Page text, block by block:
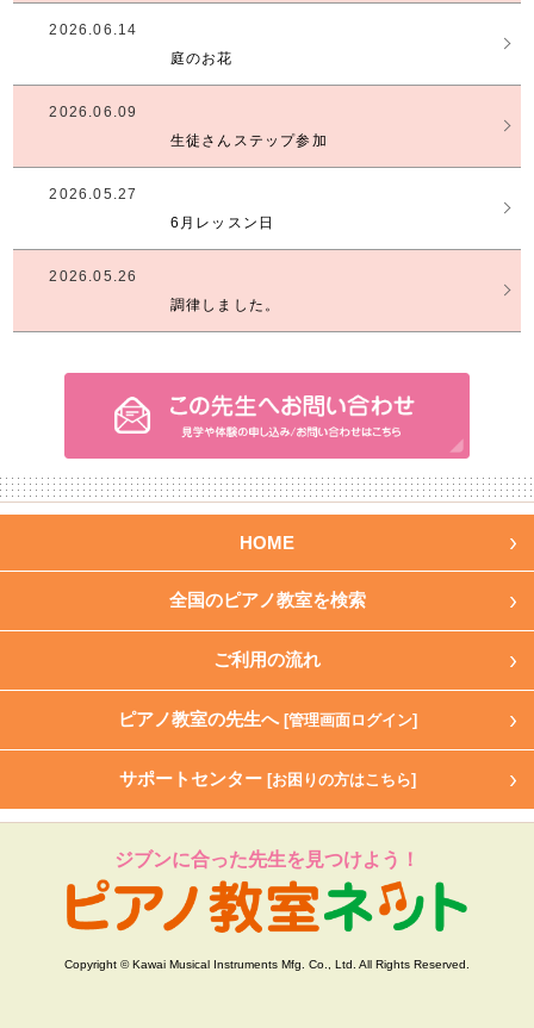
2026.06.14
庭のお花
2026.06.09
生徒さんステップ参加
2026.05.27
6月レッスン日
2026.05.26
調律しました。
HOME
全国のピアノ教室を検索
ご利用の流れ
ピアノ教室の先生へ [管理画面ログイン]
サポートセンター [お困りの方はこちら]
ジブンに合った先生を見つけよう！
Copyright © Kawai Musical Instruments Mfg. Co., Ltd. All Rights Reserved.